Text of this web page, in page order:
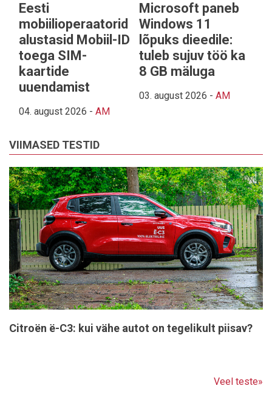
Eesti
mobiilioperaatorid
alustasid Mobiil-ID
toega SIM-
kaartide
uuendamist
04. august 2026 - AM
Microsoft paneb
Windows 11
lõpuks dieedile:
tuleb sujuv töö ka
8 GB mäluga
03. august 2026 - AM
VIIMASED TESTID
Citroën ë-C3: kui vähe autot on tegelikult piisav?
Veel teste»